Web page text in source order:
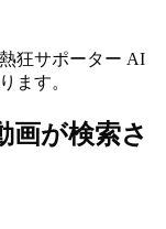
狂サポーター AI
ます。
画が検索さ